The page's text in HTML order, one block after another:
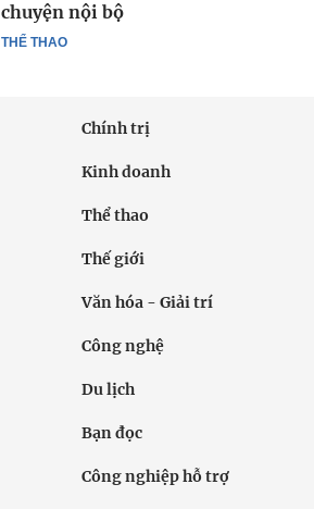
THỂ THAO
chuyện nội bộ
Chính trị
Kinh doanh
Thể thao
Thế giới
Văn hóa - Giải trí
Công nghệ
Du lịch
Bạn đọc
Công nghiệp hỗ trợ